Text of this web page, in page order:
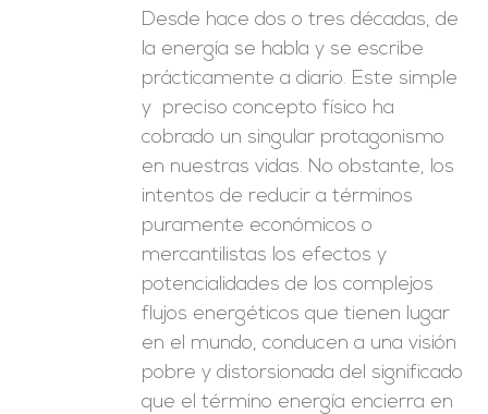
Desde hace dos o tres décadas, de
la energía se habla y se escribe
prácticamente a diario. Este simple
y preciso concepto físico ha
cobrado un singular protagonismo
en nuestras vidas. No obstante, los
intentos de reducir a términos
puramente económicos o
mercantilistas los efectos y
potencialidades de los complejos
flujos energéticos que tienen lugar
en el mundo, conducen a una visión
pobre y distorsionada del significado
que el término energía encierra en